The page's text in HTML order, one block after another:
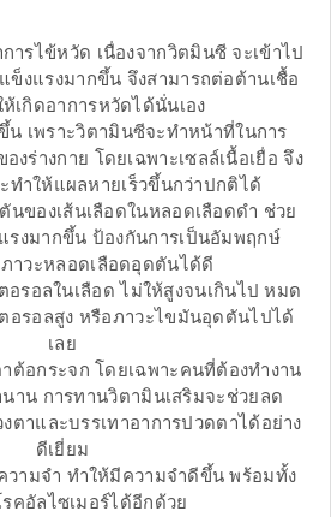
ารไข้หวัด เนื่องจากวิตมินซี จะเข้าไป
ข็งแรงมากขึ้น จึงสามารถต่อต้านเชื้อ
เกิดอาการหวัดได้นั่นเอง
น เพราะวิตามินซีจะทำหน้าที่ในการ
ร่างกาย โดยเฉพาะเซลล์เนื้อเยื่อ จึง
ทำให้แผลหายเร็วขึ้นกว่าปกติได้
นของเส้นเลือดในหลอดเลือดดำ ช่วย
รงมากขึ้น ป้องกันการเป็นอัมพฤกษ์
าวะหลอดเลือดอุดตันได้ดี
อรอลในเลือด ไม่ให้สูงจนเกินไป หมด
ตอรอลสูง หรือภาวะไขมันอุดตันไปได้
เลย
ต้อกระจก โดยเฉพาะคนที่ต้องทำงาน
าน การทานวิตามินเสริมจะช่วยลด
ตาและบรรเทาอาการปวดตาได้อย่าง
ดีเยี่ยม
วามจำ ทำให้มีความจำดีขึ้น พร้อมทั้ง
คอัลไซเมอร์ได้อีกด้วย